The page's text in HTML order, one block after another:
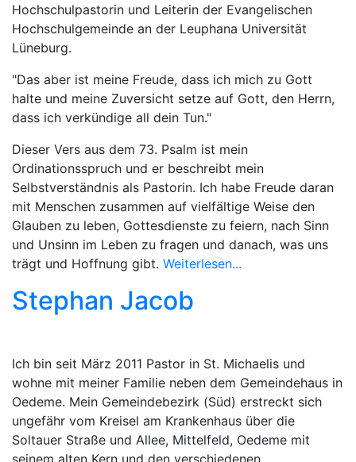
Hochschulpastorin und Leiterin der Evangelischen
Hochschulgemeinde an der Leuphana Universität
Lüneburg.
"Das aber ist meine Freude, dass ich mich zu Gott
halte und meine Zuversicht setze auf Gott, den Herrn,
dass ich verkündige all dein Tun."
Dieser Vers aus dem 73. Psalm ist mein
Ordinationsspruch und er beschreibt mein
Selbstverständnis als Pastorin. Ich habe Freude daran
mit Menschen zusammen auf vielfältige Weise den
Glauben zu leben, Gottesdienste zu feiern, nach Sinn
und Unsinn im Leben zu fragen und danach, was uns
trägt und Hoffnung gibt. Weiterlesen...
Stephan Jacob
Ich bin seit März 2011 Pastor in St. Michaelis und
wohne mit meiner Familie neben dem Gemeindehaus in
Oedeme. Mein Gemeindebezirk (Süd) erstreckt sich
ungefähr vom Kreisel am Krankenhaus über die
Soltauer Straße und Allee, Mittelfeld, Oedeme mit
seinem alten Kern und den verschiedenen